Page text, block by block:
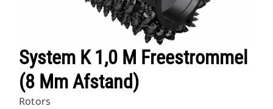
System K 1,0 M Freestrommel
(8 Mm Afstand)
Rotors